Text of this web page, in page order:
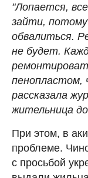
"Лопается,
зайти,
обвалиться.
не будет.
пенопластом,
рассказала
жительница
При этом, в
проблеме.
с просьбой